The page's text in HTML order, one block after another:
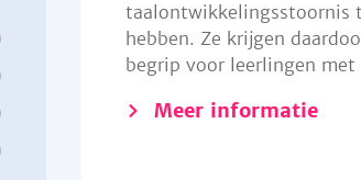
taalontwikkelingsstoornis
hebben. Ze krijgen
begrip voor leerlingen met
Meer informatie